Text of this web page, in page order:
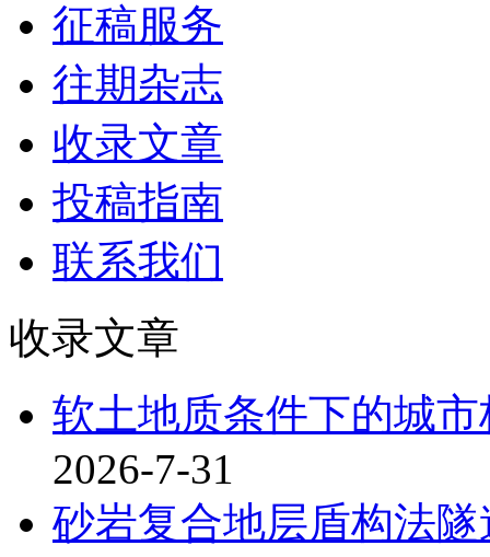
征稿服务
往期杂志
收录文章
投稿指南
联系我们
收录文章
软土地质条件下的城
2026-7-31
砂岩复合地层盾构法